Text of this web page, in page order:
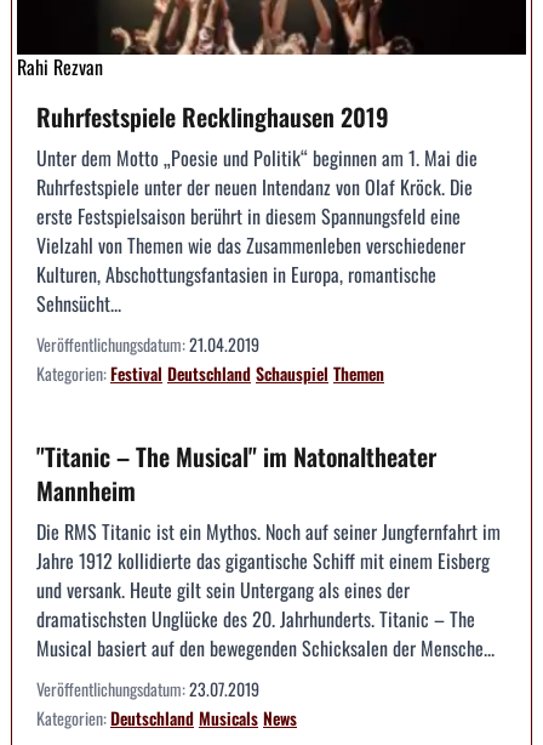
Rahi Rezvan
Ruhrfestspiele Recklinghausen 2019
Unter dem Motto „Poesie und Politik“ beginnen am 1. Mai die
Ruhrfestspiele unter der neuen Intendanz von Olaf Kröck. Die
erste Festspielsaison berührt in diesem Spannungsfeld eine
Vielzahl von Themen wie das Zusammenleben verschiedener
Kulturen, Abschottungsfantasien in Europa, romantische
Sehnsücht...
Veröffentlichungsdatum:21.04.2019
Kategorien:Festival DeutschlandSchauspiel Themen
"Titanic – The Musical" im Natonaltheater
Mannheim
Die RMS Titanic ist ein Mythos. Noch auf seiner Jungfernfahrt im
Jahre 1912 kollidierte das gigantische Schiff mit einem Eisberg
und versank. Heute gilt sein Untergang als eines der
dramatischsten Unglücke des 20. Jahrhunderts. Titanic – The
Musical basiert auf den bewegenden Schicksalen der Mensche...
Veröffentlichungsdatum:23.07.2019
Kategorien:DeutschlandMusicalsNews